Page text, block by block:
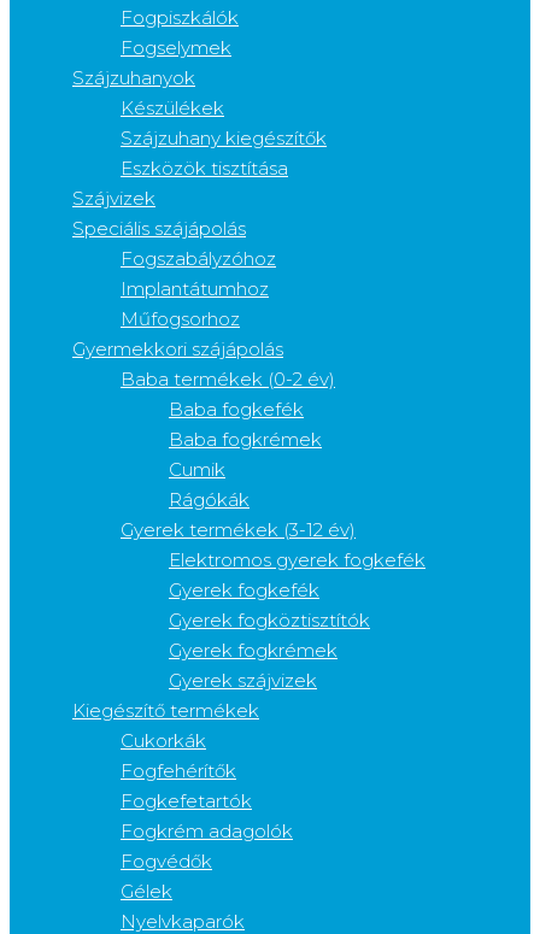
Fogpiszkálók
Fogselymek
Szájzuhanyok
Készülékek
Szájzuhany kiegészítők
Eszközök tisztítása
Szájvizek
Speciális szájápolás
Fogszabályzóhoz
Implantátumhoz
Műfogsorhoz
Gyermekkori szájápolás
Baba termékek (0-2 év)
Baba fogkefék
Baba fogkrémek
Cumik
Rágókák
Gyerek termékek (3-12 év)
Elektromos gyerek fogkefék
Gyerek fogkefék
Gyerek fogköztisztítók
Gyerek fogkrémek
Gyerek szájvizek
Kiegészítő termékek
Cukorkák
Fogfehérítők
Fogkefetartók
Fogkrém adagolók
Fogvédők
Gélek
Nyelvkaparók